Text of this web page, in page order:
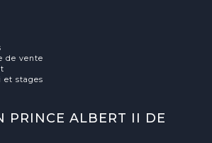
de vente
et stages
PRINCE ALBERT II DE